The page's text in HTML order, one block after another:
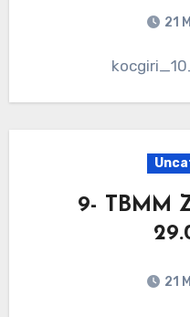
21
9- TBMM
21